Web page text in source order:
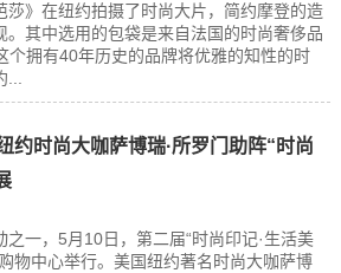
莎》在纽约拍摄了时尚大片，简约摩登的造
。其中选用的包袋是来自法国的时尚奢侈品
个拥有40年历史的品牌将优雅的知性的时
约时尚大咖萨博瑞·所罗门助阵“时尚
一，5月10日，第二届“时尚印记·生活美
物中心举行。美国纽约著名时尚大咖萨博